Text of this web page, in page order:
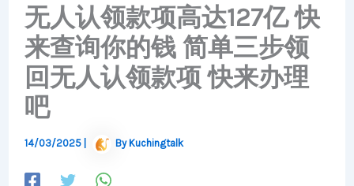
无人认领款项高达127亿 快
来查询你的钱 简单三步领
回无人认领款项 快来办理
吧
14/03/2025 By Kuchingtalk